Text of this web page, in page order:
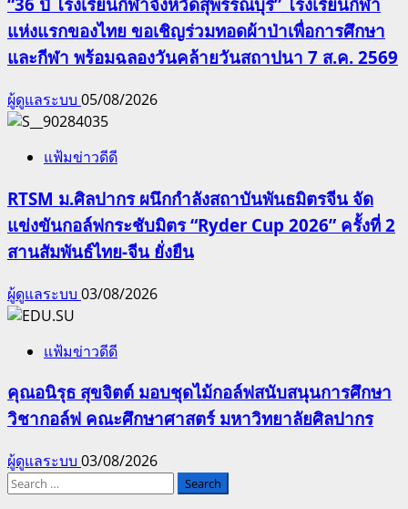
แห่งแรกของไทย ขอเชิญร่วมทอดผ้าป่าเพื่อการศึกษา
และกีฬา พร้อมฉลองวันคล้ายวันสถาปนา 7 ส.ค. 2569
ผู้ดูแลระบบ 05/08/2026
แฟ้มข่าวดีดี
RTSM ม.ศิลปากร ผนึกกำลังสถาบันพันธมิตรจีน จัด
แข่งขันกอล์ฟกระชับมิตร “Ryder Cup 2026” ครั้งที่ 2
สานสัมพันธ์ไทย-จีน ยั่งยืน
ผู้ดูแลระบบ 03/08/2026
แฟ้มข่าวดีดี
คุณอนิรุธ สุขจิตต์ มอบชุดไม้กอล์ฟสนับสนุนการศึกษา
วิชากอล์ฟ คณะศึกษาศาสตร์ มหาวิทยาลัยศิลปากร
ผู้ดูแลระบบ 03/08/2026
Search